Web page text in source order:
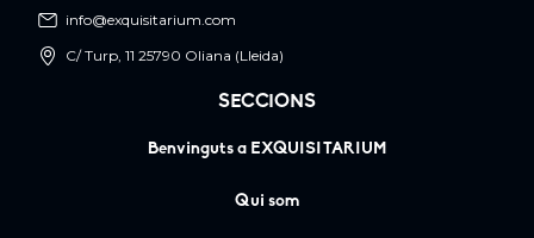
info@exquisitarium.com
C/ Turp, 11 25790 Oliana (Lleida)
SECCIONS
Benvinguts a EXQUISITARIUM
Qui som